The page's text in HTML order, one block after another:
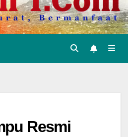
Resmi